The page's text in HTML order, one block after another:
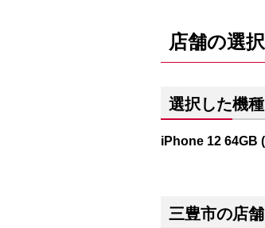
店舗の選択
選択した機
iPhone 12 64GB
三豊市の店